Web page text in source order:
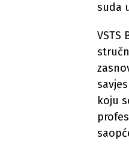
suda
koju